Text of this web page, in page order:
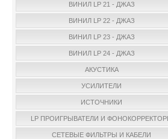
ВИНИЛ LP 21 - ДЖАЗ
ВИНИЛ LP 22 - ДЖАЗ
ВИНИЛ LP 23 - ДЖАЗ
ВИНИЛ LP 24 - ДЖАЗ
АКУСТИКА
УСИЛИТЕЛИ
ИСТОЧНИКИ
LP ПРОИГРЫВАТЕЛИ И
СЕТЕВЫЕ ФИЛЬТРЫ И КАБЕЛИ